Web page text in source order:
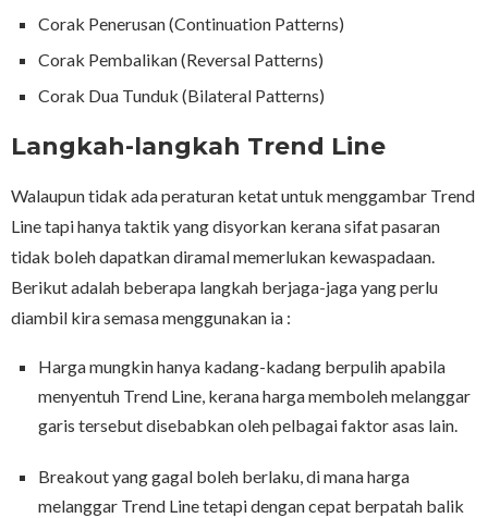
Corak Penerusan (Continuation Patterns)
Corak Pembalikan (Reversal Patterns)
Corak Dua Tunduk (Bilateral Patterns)
Langkah-langkah Trend Line
Walaupun tidak ada peraturan ketat untuk menggambar Trend
Line tapi hanya taktik yang disyorkan kerana sifat pasaran
tidak boleh dapatkan diramal memerlukan kewaspadaan.
Berikut adalah beberapa langkah berjaga-jaga yang perlu
diambil kira semasa menggunakan ia :
Harga mungkin hanya kadang-kadang berpulih apabila
menyentuh Trend Line, kerana harga memboleh melanggar
garis tersebut disebabkan oleh pelbagai faktor asas lain.
Breakout yang gagal boleh berlaku, di mana harga
melanggar Trend Line tetapi dengan cepat berpatah balik